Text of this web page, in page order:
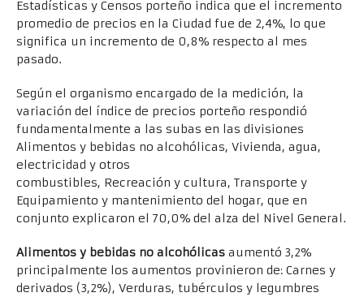
Estadísticas y Censos porteño indica que el incremento
promedio de precios en la Ciudad fue de 2,4%, lo que
significa un incremento de 0,8% respecto al mes
pasado.
Según el organismo encargado de la medición, la
variación del índice de precios porteño respondió
fundamentalmente a las subas en las divisiones
Alimentos y bebidas no alcohólicas, Vivienda, agua,
electricidad y otros
combustibles, Recreación y cultura, Transporte y
Equipamiento y mantenimiento del hogar, que en
conjunto explicaron el 70,0% del alza del Nivel General.
Alimentos y bebidas no alcohólicas aumentó 3,2%
principalmente los aumentos provinieron de: Carnes y
derivados (3,2%), Verduras, tubérculos y legumbres